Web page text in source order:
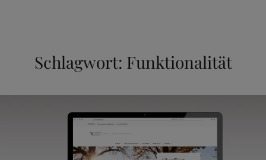
Schlagwort: Funktionalität